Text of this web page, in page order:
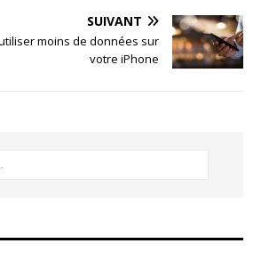
SUIVANT
moins de données sur
votre iPhone